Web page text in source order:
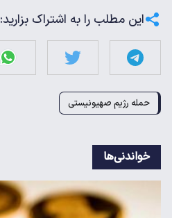
این مطلب را به اشتراک بزارید:
حمله رژیم صهیونیستی
خواندنی‌ها